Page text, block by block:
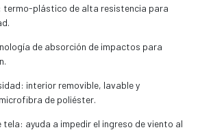
termo-plástico de alta resistencia para
de absorción de impactos para
interior removible, lavable y
de poliéster.
tela: ayuda a impedir el ingreso de viento al